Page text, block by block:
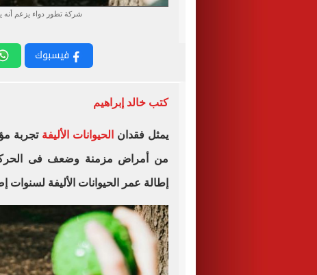
شركة تطور دواء يزعم أنه
فيسبوك
كتب خالد إبراهيم
يمثل فقدان الحيوانات الأليفة تجربة
من أمراض مزمنة وضعف فى
إطالة عمر الحيوانات الأليفة